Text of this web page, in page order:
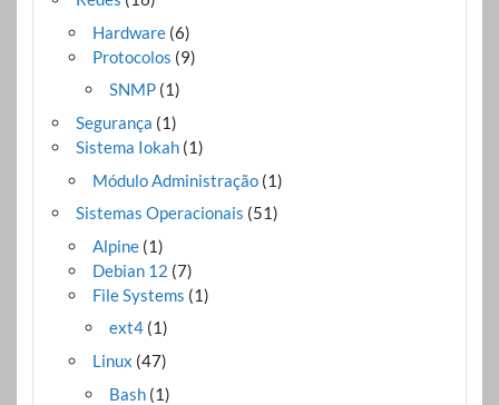
Hardware(6)
Protocolos (9)
SNMP (1)
Segurança (1)
Sistema Iokah(1)
Módulo Administração(1)
Sistemas Operacionais (51)
Alpine(1)
Debian 12 (7)
File Systems (1)
ext4 (1)
Linux (47)
Bash (1)